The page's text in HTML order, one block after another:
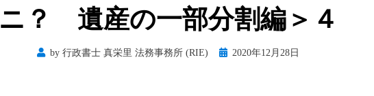
ニ？ 遺産の一部分割編＞４
by行政書士 真栄里 法務事務所 (RIE)
Posted2020年12月28日